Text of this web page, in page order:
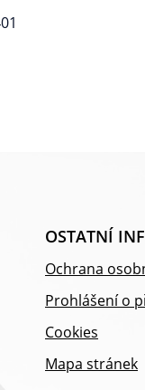
OSTATNÍ
Ochrana
Prohlášení o
Cookies
Mapa stránek